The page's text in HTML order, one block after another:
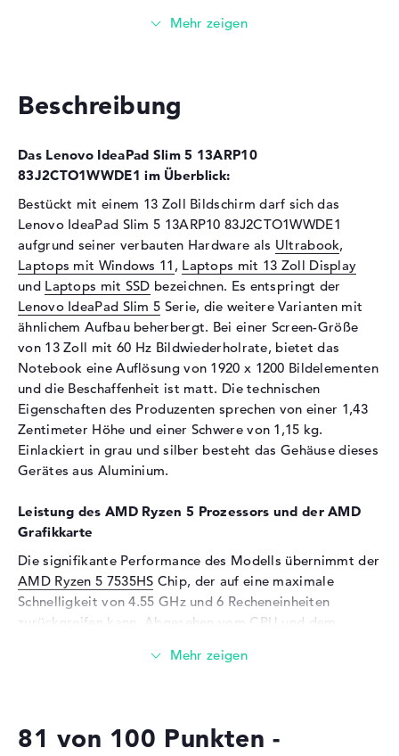
Laufwerks-Typ
Display-Typ
13,3" TFT
Max. Auflösung
1920 x 1200
Auflösungstyp
WUXGA
Bildwiederholrate
60 Hz
Besonderheiten
Display, matt, LED-
Hintergrundbeleuchtung, IPS
Panel, sRGB
Kartenleser
Unterstützte Flash-
Speicherkarten
microSD
Audio
Soundkarte
Hi-Definition Audio
Webcam
Eingabegeräte
Eingabegeräte
Multi-Touch-Trackpad,
Tastatur
Tastatur
Beleuchtet (hintergrund)
802.11a, 802.11ac, 802.11ax,
Erweiterung / Konnektivität
Beschreibung
Das Lenovo IdeaPad Slim 5 13ARP10
83J2CTO1WWDE1 im Überblick:
Bestückt mit einem 13 Zoll Bildschirm darf sich das
Lenovo IdeaPad Slim 5 13ARP10 83J2CTO1WWDE1
aufgrund seiner verbauten Hardware als Ultrabook,
Laptops mit Windows 11 , Laptops mit 13 Zoll Display
und Laptops mit SSD bezeichnen. Es entspringt der
Lenovo IdeaPad Slim 5 Serie, die weitere Varianten mit
ähnlichem Aufbau beherbergt. Bei einer Screen-Größe
von 13 Zoll mit 60 Hz Bildwiederholrate, bietet das
Notebook eine Auflösung von 1920 x 1200 Bildelementen
und die Beschaffenheit ist matt. Die technischen
Eigenschaften des Produzenten sprechen von einer 1,43
Zentimeter Höhe und einer Schwere von 1,15 kg.
Einlackiert in grau und silber besteht das Gehäuse dieses
Gerätes aus Aluminium.
Leistung des AMD Ryzen 5 Prozessors und der AMD
Grafikkarte
Die signifikante Performance des Modells übernimmt der
AMD Ryzen 5 7535HS Chip, der auf eine maximale
Schnelligkeit von 4.55 GHz und 6 Recheneinheiten
zurückgreifen kann. Abgesehen vom CPU und dem
Grafikkarte eine signifikante Konstante in Sachen
Wieviel Speicher hat das Lenovo IdeaPad Slim 5
81 von 100 Punkten -